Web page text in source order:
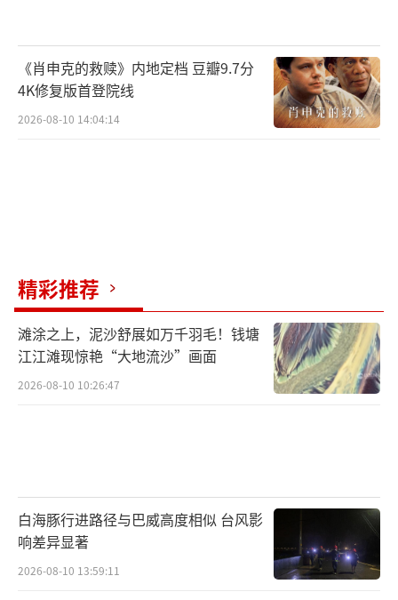
《肖申克的救赎》内地定档 豆瓣9.7分
4K修复版首登院线
2026-08-10 14:04:14
精彩推荐
滩涂之上，泥沙舒展如万千羽毛！钱塘
江江滩现惊艳“大地流沙”画面
2026-08-10 10:26:47
白海豚行进路径与巴威高度相似 台风影
响差异显著
2026-08-10 13:59:11